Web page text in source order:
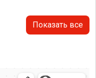
Показать все